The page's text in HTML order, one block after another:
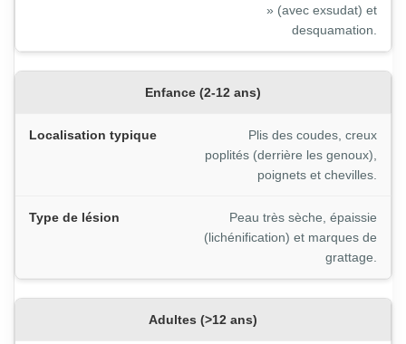
» (avec exsudat) et
desquamation.
Enfance (2-12 ans)
Plis des coudes, creux
poplités (derrière les genoux),
poignets et chevilles.
Peau très sèche, épaissie
(lichénification) et marques de
grattage.
Adultes (>12 ans)